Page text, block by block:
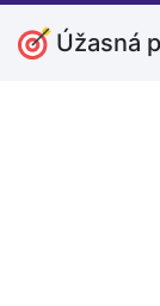
Úžasná